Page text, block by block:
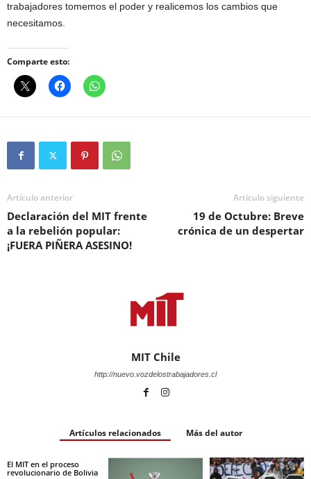
trabajadores tomemos el poder y realicemos los cambios que
necesitamos.
Comparte esto:
Artículo anterior
Declaración del MIT frente
a la rebelión popular:
¡FUERA PIÑERA ASESINO!
Artículo siguiente
19 de Octubre: Breve
crónica de un despertar
MIT Chile
http://nuevo.vozdelostrabajadores.cl
Artículos relacionados Más del autor
El MIT en el proceso
revolucionario de Bolivia